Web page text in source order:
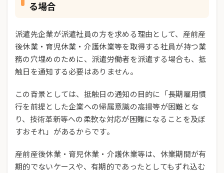
る場合
派遣先企業が派遣社員の方を求める理由として、産前産
後休業・育児休業・介護休業等を取得する社員が持つ業
務の穴埋めのために、派遣労働者を派遣する場合も、抵
触日を通知する必要はありません。
この背景としては、抵触日の通知の目的に「長期雇用慣
行を前提とした企業への帰属意識の高揚等が困難とな
り、技術革新等への柔軟な対応が困難になることを及ぼ
すおそれ」があるからです。
産前産後休業・育児休業・介護休業等は、休業期間が有
期的でないケースや、有期的であったとしてもずれ込む